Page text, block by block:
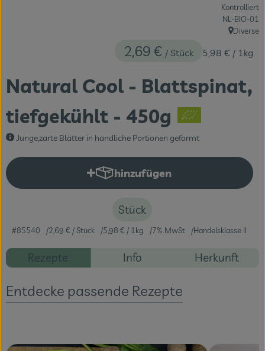
Vorratskammer
Naturdrogerie
Getränke
Service
Firmenkunden
Veranstaltungen
Natural Cool - Blattspinat,
tiefgekühlt - 450g
Junge,zarte Blätter in handliche Portionen geformt
2,69 € / Stück 5,98 € / 1kg
Kontrolliert
,NL-BIO-01
, Herkunft:
Diverse
hinzufügen
Produkt zum Warenkorb
Stück
#85540 2,69 € / Stück 5,98 € / 1kg 7% MwSt Handelsklasse II
Rezepte Info Herkunft
Entdecke passende Rezepte